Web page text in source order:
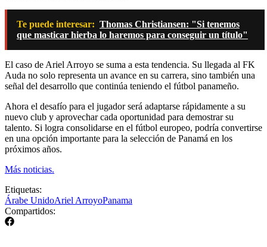
Te puede interesar: Thomas Christiansen: "Si tenemos
que masticar hierba lo haremos para conseguir un título"
El caso de Ariel Arroyo se suma a esta tendencia. Su llegada al FK
Auda no solo representa un avance en su carrera, sino también una
señal del desarrollo que continúa teniendo el fútbol panameño.
Ahora el desafío para el jugador será adaptarse rápidamente a su
nuevo club y aprovechar cada oportunidad para demostrar su
talento. Si logra consolidarse en el fútbol europeo, podría convertirse
en una opción importante para la selección de Panamá en los
próximos años.
Más noticias.
Etiquetas:
Árabe UnidoAriel ArroyoPanama
Compartidos: